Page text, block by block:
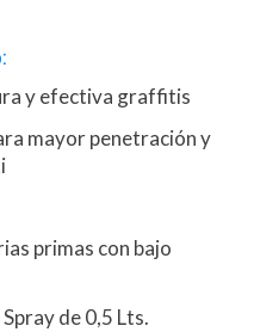
y efectiva graffitis
mayor penetración y
primas con bajo
de 0,5 Lts.